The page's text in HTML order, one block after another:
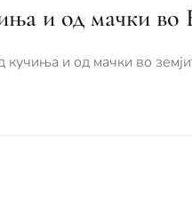
и од мачки во
и од мачки во